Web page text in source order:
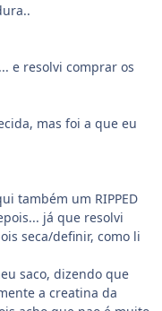
e resolvi comprar os
mas foi a que eu
também um RIPPED
já que resolvi
seca/definir, como li
saco, dizendo que
a creatina da